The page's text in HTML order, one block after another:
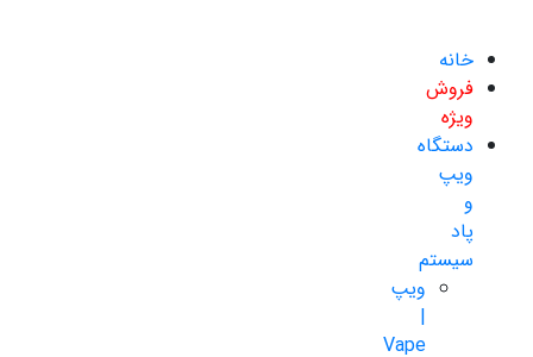
خانه
فروش
ویژه
دستگاه
ویپ
و
پاد
سیستم
ویپ
|
Vape